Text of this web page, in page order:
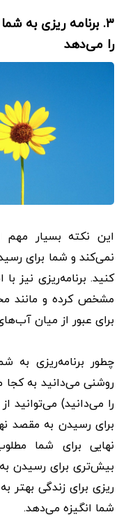
۳. برنامه ریزی به
را می‌دهد
این نکته بسیار
نمی‌کند و شما برای
کنید. برنامه‌ریزی نیز
مشخص کرده و مانند
برای عبور از میان
چطور برنامه‌ریزی
روشنی می‌دانید به
را می‌دانید) می‌توانید
برای رسیدن به مقصد
نهایی برای شما
بیش‌تری برای رسیدن
ریزی برای زندگی بهتر
شما انگیزه می‌دهد.